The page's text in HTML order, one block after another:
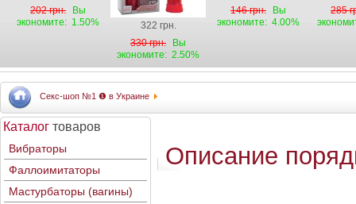
202 грн.
Вы
экономите: 1.50%
322 грн.
330 грн.
Вы
экономите: 2.50%
146 грн.
Вы
экономите: 4.00%
285
Секс-шоп №1 ❶ в Украине
Каталог товаров
Вибраторы
Фаллоимитаторы
Мастурбаторы (вагины)
Описание